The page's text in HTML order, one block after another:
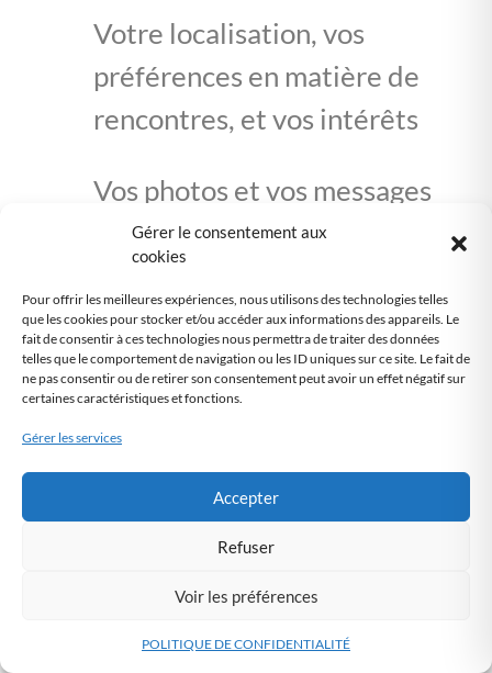
Gérer le consentement aux
cookies
Pour offrir les meilleures expériences, nous utilisons des technologies telles
que les cookies pour stocker et/ou accéder aux informations des appareils. Le
fait de consentir à ces technologies nous permettra de traiter des données
telles que le comportement de navigation ou les ID uniques sur ce site. Le fait de
ne pas consentir ou de retirer son consentement peut avoir un effet négatif sur
certaines caractéristiques et fonctions.
Gérer les services
Accepter
Refuser
Voir les préférences
POLITIQUE DE CONFIDENTIALITÉ
Votre localisation, vos
préférences en matière de
rencontres, et vos intérêts
Vos photos et vos messages
échangés avec d’autres
Nous utilisons ces données
pour vous proposer des
profils compatibles avec les
vôtres, vous permettre de
communiquer avec
d’autres utilisateurs, et
vous envoyer des
notifications. Nous